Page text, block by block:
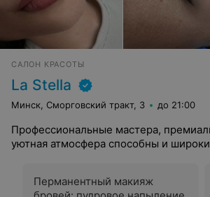
САЛОН КРАСОТЫ
La Stella
Минск, Сморговский тракт, 3 до 21:00
Профессиональные мастера,
уютная атмосфера способны и
Перманентный макияж